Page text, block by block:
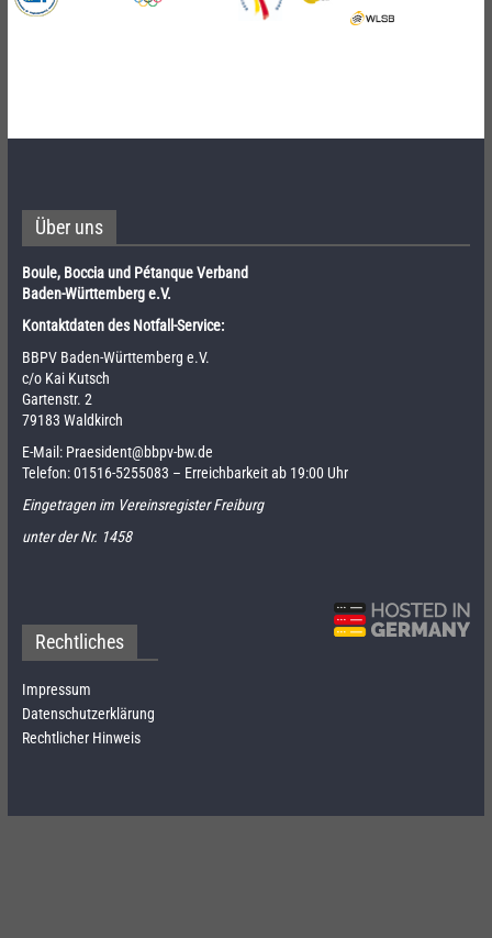
Über uns
Boule, Boccia und Pétanque Verband
Baden-Württemberg e.V.
Kontaktdaten des Notfall-Service:
BBPV Baden-Württemberg e.V.
c/o Kai Kutsch
Gartenstr. 2
79183 Waldkirch
E-Mail: Praesident@bbpv-bw.de
Telefon:01516-5255083 – Erreichbarkeit ab 19:00 Uhr
Eingetragen im Vereinsregister Freiburg
unter der Nr. 1458
Rechtliches
Impressum
Datenschutzerklärung
Rechtlicher Hinweis